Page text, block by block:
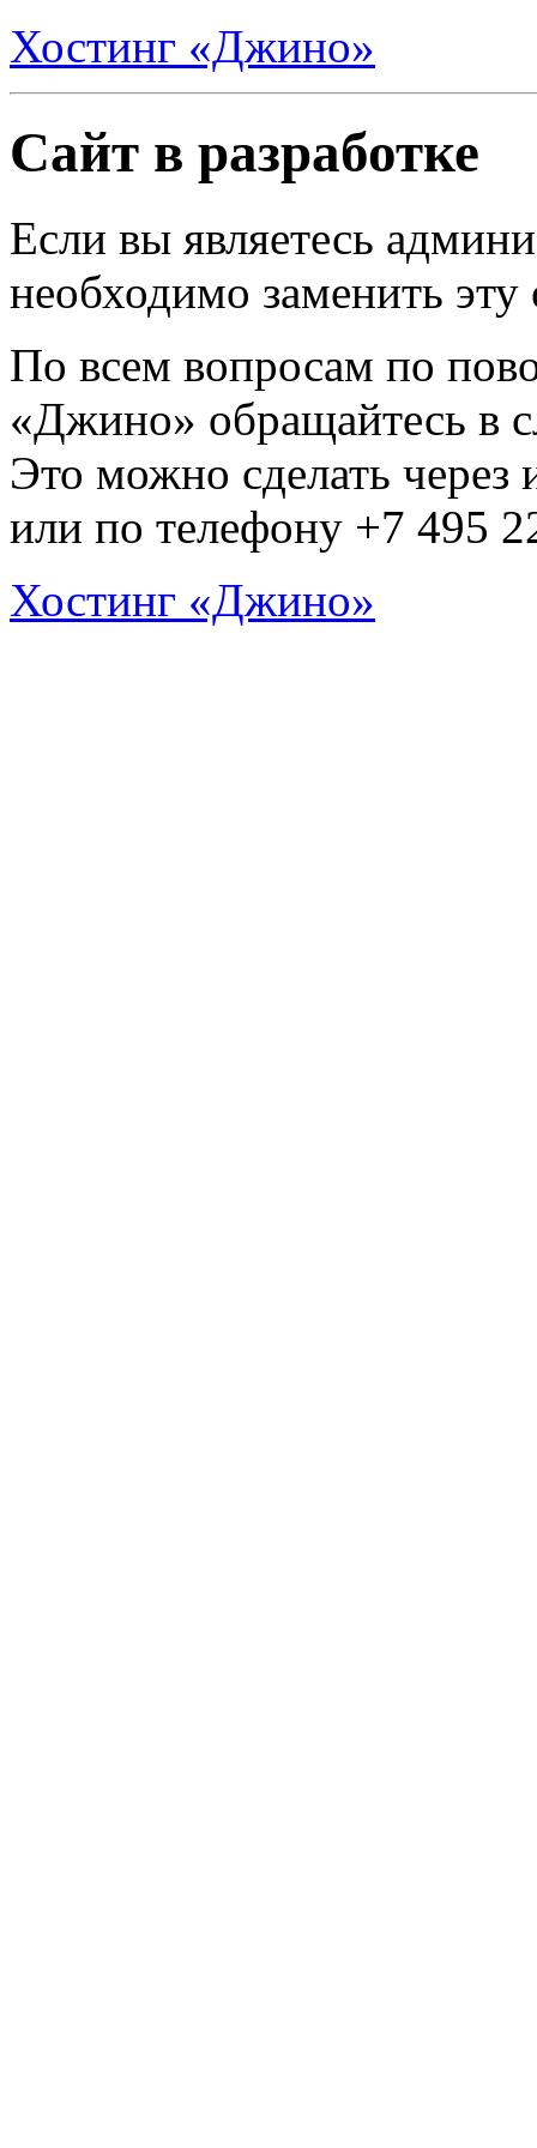
Хостинг «Джино»
Сайт в разработке
Если вы являетесь
необходимо заменить
По всем вопросам по
«Джино» обращайтесь в
Это можно сделать через
или по телефону +7 495
Хостинг «Джино»